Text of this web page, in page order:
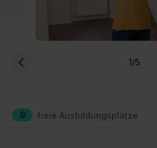
1/5
9 freie Ausbildungsplätze